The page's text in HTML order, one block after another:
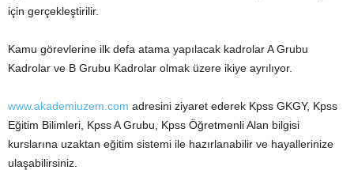
için gerçekleştirilir.
Kamu görevlerine ilk defa atama yapılacak kadrolar A Grubu
Kadrolar ve B Grubu Kadrolar olmak üzere ikiye ayrılıyor.
www.akademiuzem.com adresini ziyaret ederek Kpss GKGY, Kpss
Eğitim Bilimleri, Kpss A Grubu, Kpss Öğretmenli Alan bilgisi
kurslarına uzaktan eğitim sistemi ile hazırlanabilir ve hayallerinize
ulaşabilirsiniz.